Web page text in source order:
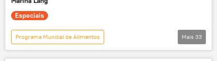
fome
alimentação
Organização Pan-Americana da Saúde (OPAS)
Especiais
Programa Mundial de Alimentos
Notícias do Brasil
fome
Mais 33